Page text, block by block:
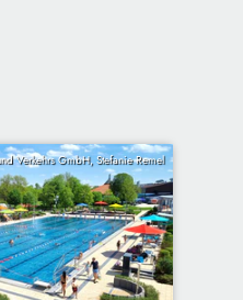
Verkehrs GmbH, Stefanie Remel